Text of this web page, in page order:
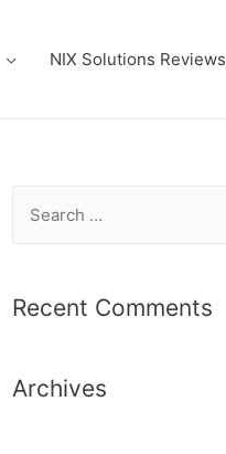
NIX Solutions Reviews
r
f
Recent Comments
Archives